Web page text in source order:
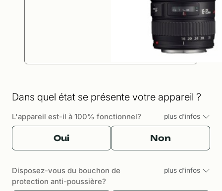
Dans quel état se présente votre appareil ?
L'appareil est-il à 100% fonctionnel? plus d'infos
Oui Non
Disposez-vous du bouchon de
protection anti-poussière?
plus d'infos